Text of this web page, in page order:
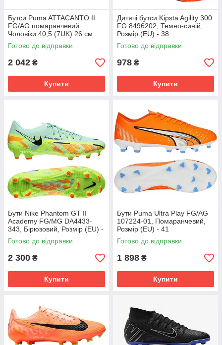
Бутси Puma ATTACANTO II
FG/AG помаранчевий
Чоловіки 40,5 (7UK) 26 см
108493-04
Готово до відправки
2 042 ₴
Купити
Дитячі бутси Kipsta Agility 300
FG 8496202, Темно-синій,
Розмір (EU) - 38
Готово до відправки
978 ₴
Купити
Бути Nike Phantom GT II
Academy FG/MG DA4433-
343, Бірюзовий, Розмір (EU) -
45.5
Готово до відправки
2 300 ₴
Купити
Бути Puma Ultra Play FG/AG
107224-01, Помаранчевий,
Розмір (EU) - 41
Готово до відправки
1 898 ₴
Купити